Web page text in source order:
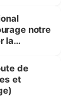
notre
la
de
et